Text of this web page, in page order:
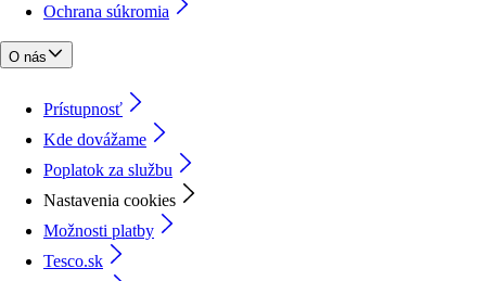
Ochrana súkromia
O nás
Prístupnosť
Kde dovážame
Poplatok za službu
Nastavenia cookies
Možnosti platby
Tesco.sk